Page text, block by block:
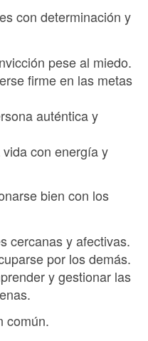
con determinación y
pese al miedo.
firme en las metas
auténtica y
con energía y
bien con los
cercanas y afectivas.
por los demás.
y gestionar las
común.